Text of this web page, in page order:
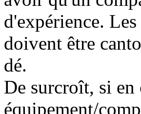
d'expérience.
doivent être
dé.
De surcroît, si
équipement/